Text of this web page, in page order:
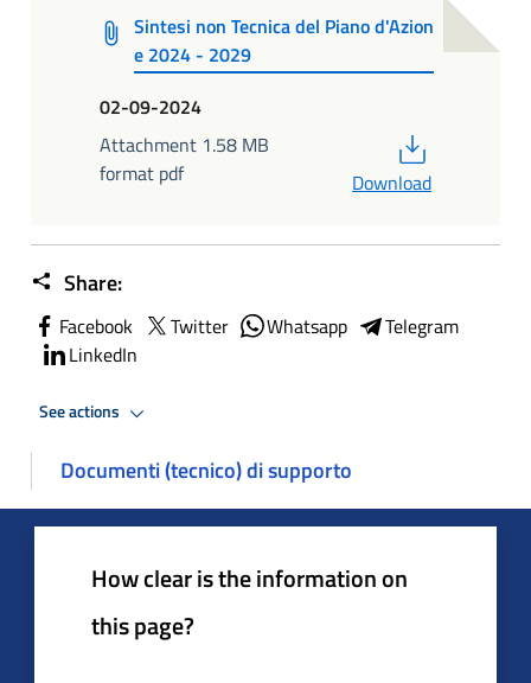
Sintesi non Tecnica del Piano d'Azion
e 2024 - 2029
02-09-2024
Attachment 1.58 MB
format pdf
Download
Share:
Facebook Twitter Whatsapp
Telegram
LinkedIn
See actions
Documenti (tecnico) di supporto
How clear is the information on
this page?